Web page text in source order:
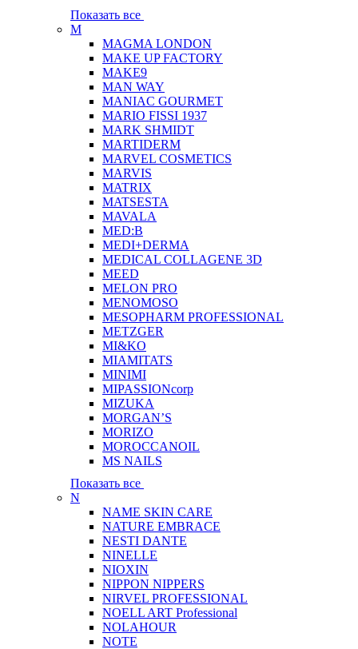
Показать все
M
MAGMA LONDON
MAKE UP FACTORY
MAKE9
MAN WAY
MANIAC GOURMET
MARIO FISSI 1937
MARK SHMIDT
MARTIDERM
MARVEL COSMETICS
MARVIS
MATRIX
MATSESTA
MAVALA
MED:B
MEDI+DERMA
MEDICAL COLLAGENE 3D
MEED
MELON PRO
MENOMOSO
MESOPHARM PROFESSIONAL
METZGER
MI&KO
MIAMITATS
MINIMI
MIPASSIONcorp
MIZUKA
MORGAN’S
MORIZO
MOROCCANOIL
MS NAILS
Показать все
N
NAME SKIN CARE
NATURE EMBRACE
NESTI DANTE
NINELLE
NIOXIN
NIPPON NIPPERS
NIRVEL PROFESSIONAL
NOELL ART Professional
NOLAHOUR
NOTE